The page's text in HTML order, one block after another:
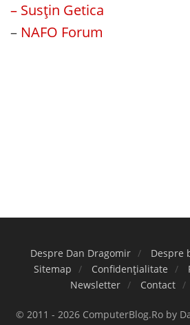
– Susțin Getica
– NAFO Forum
Despre Dan Dragomir Despre
Sitemap
Confidențialitate
Newsletter
Contact
© 2011 - 2026 ComputerBlog.Ro by